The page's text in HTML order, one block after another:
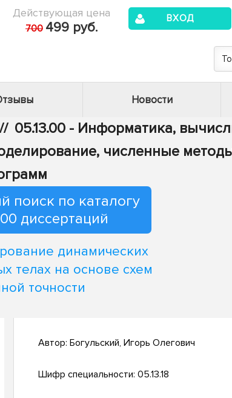
Действующая цена
700 499 руб.
ВХОД
Новости
// 05.13.00 - Информатика,
численные
поиск по каталогу
диссертаций
динамических
телах на основе схем
точности
Автор: Богульский, Игорь Олегович
Шифр специальности: 05.13.18